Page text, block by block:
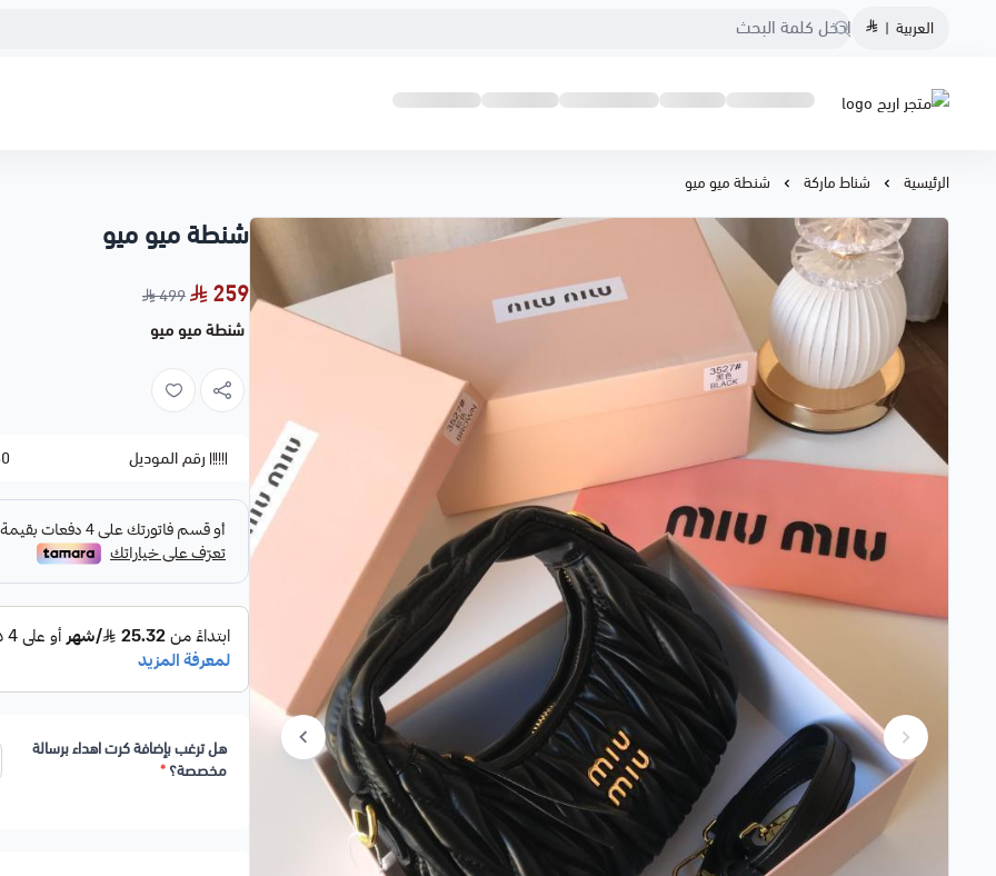
العربية |
متجر اريج
الرئيسية شناط ماركة شنطة ميو ميو
شنطة ميو ميو
259
499
شنطة ميو ميو
رقم الموديل
هل ترغب بإضافة كرت اهداء برسالة
مخصصة؟*